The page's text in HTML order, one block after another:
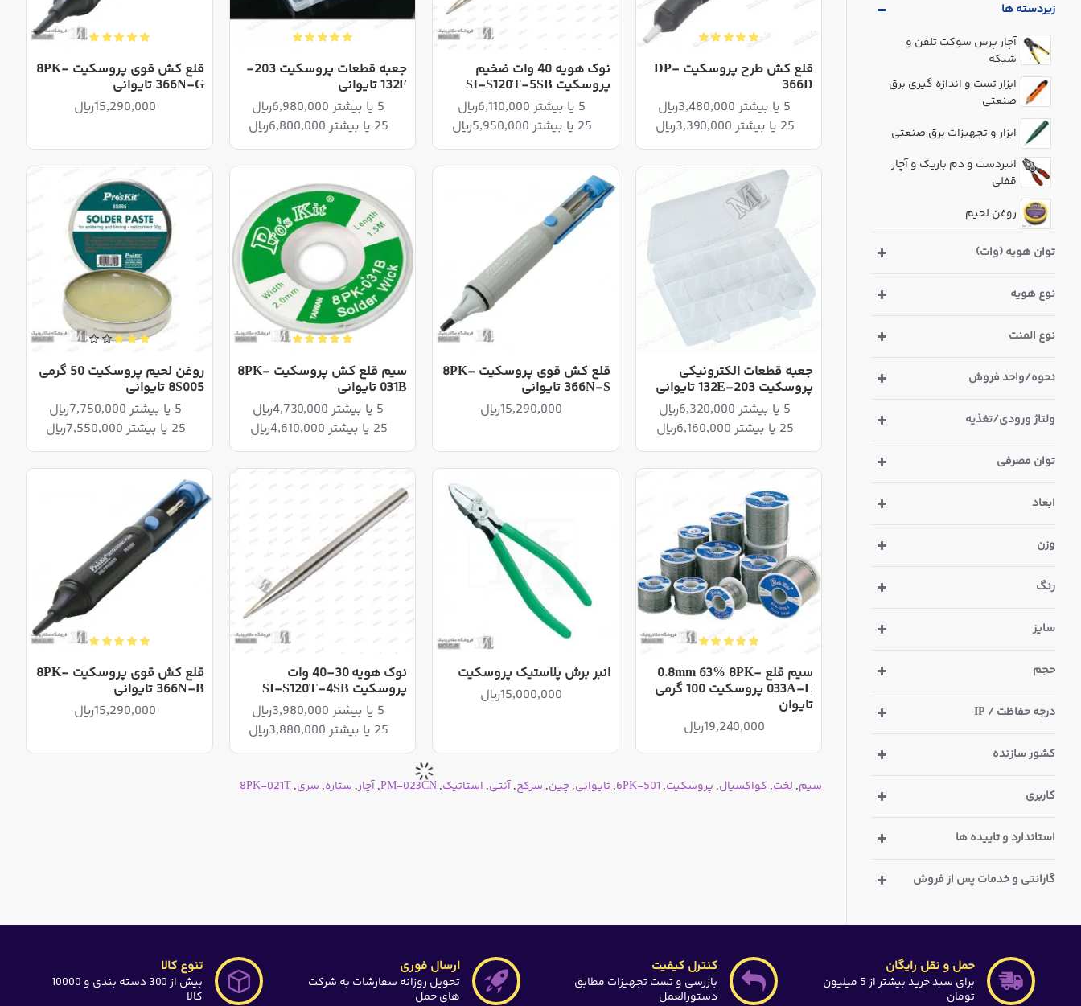
زیردسته ها
آچار پرس سوکت تلفن و
شبکه
ابزار تست و اندازه گیری برق
صنعتی
ابزار و تجهیزات برق صنعتی
انبردست و دم باریک و آچار
قفلی
روغن لحیم
سیم قلع کش
سیم چین
سیم چین و سیم لخت کن
فاز متر
ذره بین دستی و چشمی
مولتی متر آنالوگ
ابزار تست و اندازه گیری
ابزار و تجهیزات الکترونیک
لوپ و ذره بین رومیزی
رنگ
وزن
درجه حفاظت / IP
حجم
استاندارد و تاییده ها
نحوه/واحد فروش
سایز
توان هویه (وات)
توان مصرفی
ولتاژ ورودی/تغذیه
ابعاد
کاربری
کشور سازنده
نوع هویه
نوع المنت
گارانتی و خدمات پس از فروش
قلع کش طرح پروسکیت DP-
366D
5 یا بیشتر 3,480,000ریال
25 یا بیشتر 3,390,000ریال
نوک هویه 40 وات ضخیم
پروسکیت SI-S120T-5SB
5 یا بیشتر 6,110,000ریال
25 یا بیشتر 5,950,000ریال
جعبه قطعات پروسکیت 203-
132F تایوانی
5 یا بیشتر 6,980,000ریال
25 یا بیشتر 6,800,000ریال
قلع کش قوی پروسکیت 8PK-
366N-G تایوانی
15,290,000ریال
جعبه قطعات الکترونیکی
پروسکیت 203-132E تایوانی
5 یا بیشتر 6,320,000ریال
25 یا بیشتر 6,160,000ریال
قلع کش قوی پروسکیت 8PK-
366N-S تایوانی
15,290,000ریال
سیم قلع کش پروسکیت 8PK-
031B تایوانی
5 یا بیشتر 4,730,000ریال
25 یا بیشتر 4,610,000ریال
روغن لحیم پروسکیت 50 گرمی
8S005 تایوانی
5 یا بیشتر 7,750,000ریال
25 یا بیشتر 7,550,000ریال
سیم قلع 0.8mm 63% 8PK-
033A-L پروسکیت 100 گرمی
تایوان
19,240,000ریال
انبر برش پلاستیک پروسکیت
15,000,000ریال
نوک هویه 30-40 وات
پروسکیت SI-S120T-4SB
5 یا بیشتر 3,980,000ریال
25 یا بیشتر 3,880,000ریال
قلع کش قوی پروسکیت 8PK-
366N-B تایوانی
15,290,000ریال
سیم,لخت,کواکسیال,پروسکیت,
6PK-501
,تایوانی,چین,سرکج,آنتی,استاتیک,
PM-023CN
,آچار,ستاره,سری,
8PK-021T
حمل و نقل رایگان
برای سبد خرید بیشتر از 5 میلیون
تومان
کنترل کیفیت
بازرسی و تست تجهیزات مطابق
دستورالعمل
ارسال فوری
تحویل روزانه سفارشات به شرکت
های حمل
تنوع کالا
بیش از 300 دسته بندی و 10000
کالا